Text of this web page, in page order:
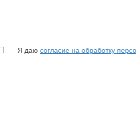
Я даю согласие на обработку